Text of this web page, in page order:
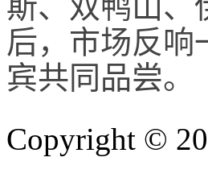
后，市场反响
宾共同品尝。
Copyright ©